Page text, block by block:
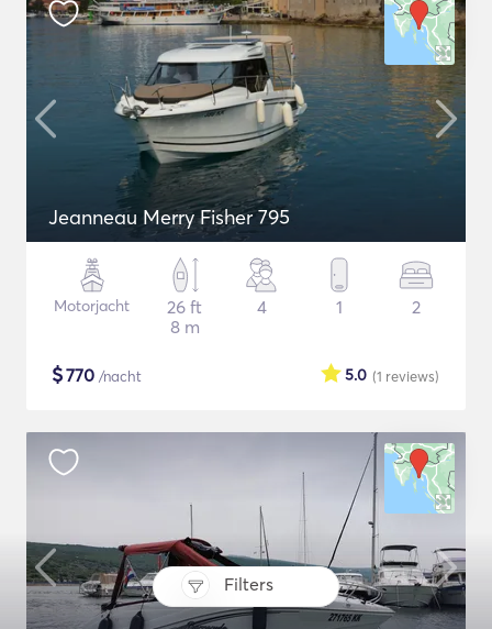
Filters
Jeanneau Merry Fisher 795
Motorjacht
26 ft
8 m
4 1 2
$770 /nacht (1 reviews)
5.0